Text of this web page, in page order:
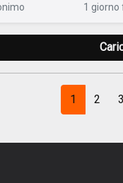
1 giorno
1 2 3